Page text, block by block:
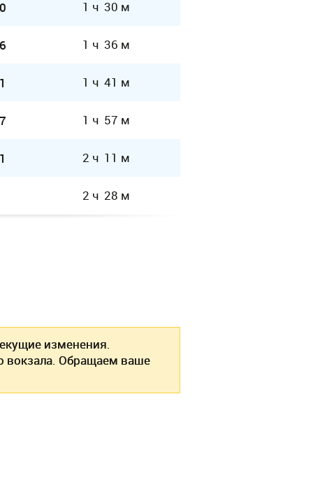
1 ч 30 м
1 ч 36 м
1 ч 41 м
1 ч 57 м
2 ч 11 м
2 ч 28 м
изменения.
вокзала. Обращаем ваше